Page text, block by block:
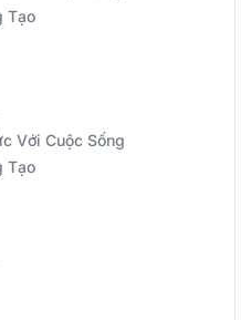
Tạo
Với Cuộc Sống
Tạo